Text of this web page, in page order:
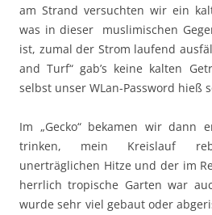
am Strand versuchten wir ein
was in dieser muslimischen
ist, zumal der Strom laufend
and Turf“ gab’s keine kalten
selbst unser WLan-Password hieß
Im „Gecko“ bekamen wir dann
trinken, mein Kreislauf
unerträglichen Hitze und der im
herrlich tropische Garten war
wurde sehr viel gebaut oder